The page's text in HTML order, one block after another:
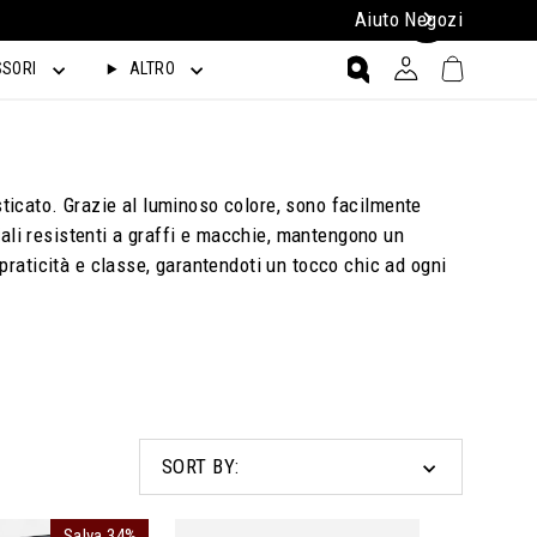
Aiuto Negozi
ALTRO
Accesso
Grazie al luminoso colore, sono facilmente
resistenti a graffi e macchie, mantengono un
e classe, garantendoti un tocco chic ad ogni
SORT BY: